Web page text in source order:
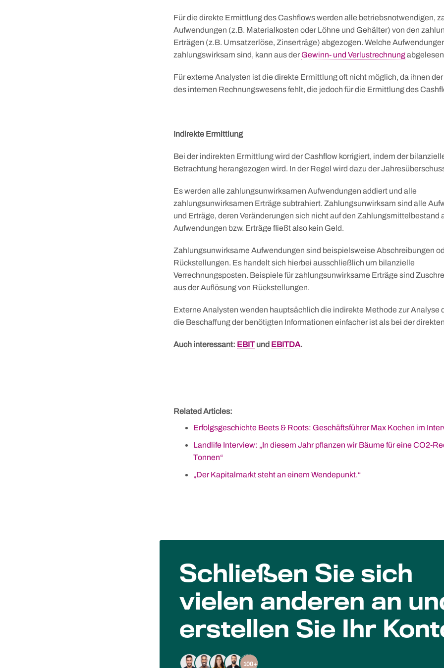
Für die direkte Ermittlung des Cashflows werden alle betriebsnotwendigen,
Aufwendungen (z.B. Materialkosten oder Löhne und Gehälter) von den
Erträgen (z.B. Umsatzerlöse, Zinserträge) abgezogen. Welche
zahlungswirksam sind, kann aus der Gewinn- und Verlustrechnung
Für externe Analysten ist die direkte Ermittlung oft nicht möglich, da ihnen
des internen Rechnungswesens fehlt, die jedoch für die Ermittlung des
Indirekte Ermittlung
Bei der indirekten Ermittlung wird der Cashflow korrigiert, indem der
Betrachtung herangezogen wird. In der Regel wird dazu der
Es werden alle zahlungsunwirksamen Aufwendungen addiert und alle
zahlungsunwirksamen Erträge subtrahiert. Zahlungsunwirksam sind alle
und Erträge, deren Veränderungen sich nicht auf den Zahlungsmittelbestand
Aufwendungen bzw. Erträge fließt also kein Geld.
Zahlungsunwirksame Aufwendungen sind beispielsweise Abschreibungen
Rückstellungen. Es handelt sich hierbei ausschließlich um bilanzielle
Verrechnungsposten. Beispiele für zahlungsunwirksame Erträge sind
aus der Auflösung von Rückstellungen.
Externe Analysten wenden hauptsächlich die indirekte Methode zur Analyse
die Beschaffung der benötigten Informationen einfacher ist als bei der
Auch interessant: EBIT und EBITDA.
Related Articles:
Erfolgsgeschichte Beets & Roots: Geschäftsführer Max Kochen im
Landlife Interview: „In diesem Jahr pflanzen wir Bäume für eine CO2-
Tonnen“
„Der Kapitalmarkt steht an einem Wendepunkt.“
Schließen Sie sich
vielen anderen an
erstellen Sie Ihr
100+